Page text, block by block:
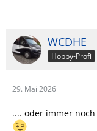
WCDHE
Hobby-Profi
29. Mai 2026
.... oder immer